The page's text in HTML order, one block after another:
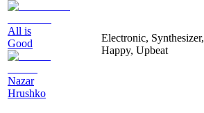
All is
Good
Nazar
Hrushko
Electronic, Synthesizer,
Happy, Upbeat